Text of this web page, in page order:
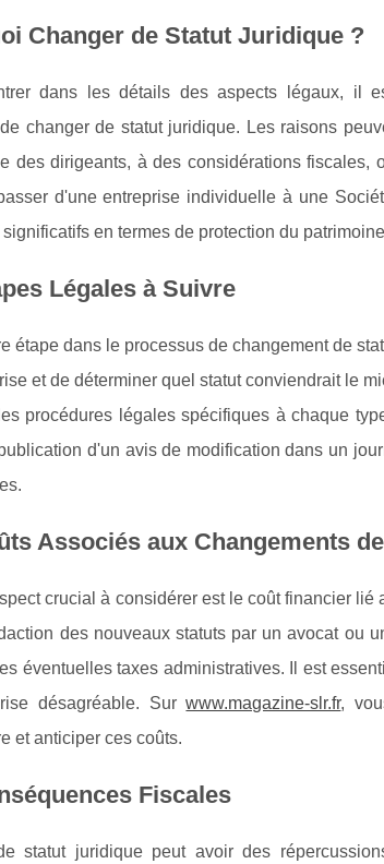
Changer de Statut Juridique ?
dans les détails des aspects légaux, il
changer de statut juridique. Les raisons
des dirigeants, à des considérations
d'une entreprise individuelle à une
en termes de protection du
Légales à Suivre
étape dans le processus de changement de
et de déterminer quel statut conviendrait le
procédures légales spécifiques à chaque
d'un avis de modification dans un
Associés aux Changements
crucial à considérer est le coût financier
des nouveaux statuts par un avocat ou
éventuelles taxes administratives. Il est
désagréable. Surwww.magazine-slr.fr,
et anticiper ces coûts.
Fiscales
statut juridique peut avoir des